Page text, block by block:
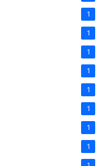
1
1
1
1
1
1
1
1